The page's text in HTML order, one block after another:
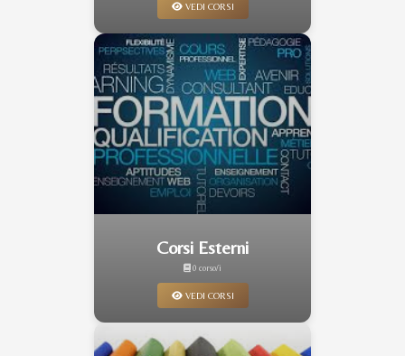
VEDI CORSI
Corsi Esterni
0 corso/i
VEDI CORSI